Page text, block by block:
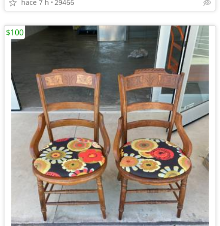
hace 7 h 29466
$100